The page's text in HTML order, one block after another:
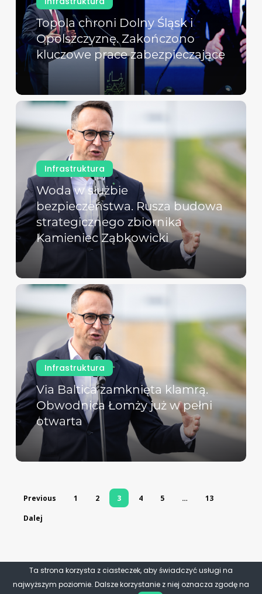
Topola chroni Dolny Śląsk i
Opolszczyznę. Zakończono
kluczowe prace zabezpieczające
Infrastruktura
Woda w służbie
bezpieczeństwa. Rusza budowa
strategicznego zbiornika
Kamieniec Ząbkowicki
Infrastruktura
Via Baltica zamknięta klamrą.
Obwodnica Łomży już w pełni
otwarta
Previous 1 2 3 4 5 …
13
Dalej
Ta strona korzysta z ciasteczek, aby świadczyć usługi na
najwyższym poziomie. Dalsze korzystanie z niej oznacza zgodę na